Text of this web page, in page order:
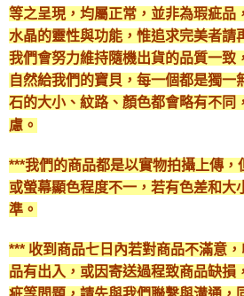
等之呈現，均屬正常，並非為瑕疵品
水晶的靈性與功能，惟追求完美者請
我們會努力維持隨機出貨的品質一致
自然給我們的寶貝，每一個都是獨一
石的大小、紋路、顏色都會略有不同
慮。
***我們的商品都是以實物拍攝上傳，
或螢幕顯色程度不一，若有色差和大
準。
*** 收到商品七日內若對商品不滿意
品有出入，或因寄送過程致商品缺損